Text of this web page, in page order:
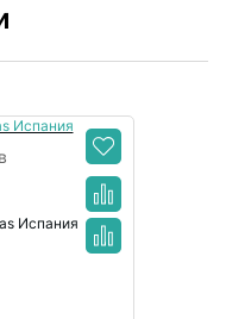
Испания